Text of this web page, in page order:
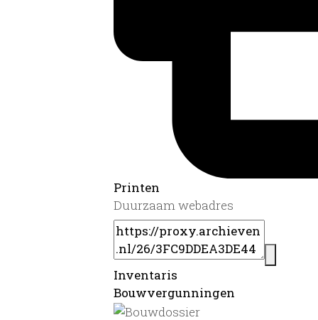
Printen
Duurzaam webadres
Inventaris
Bouwvergunningen